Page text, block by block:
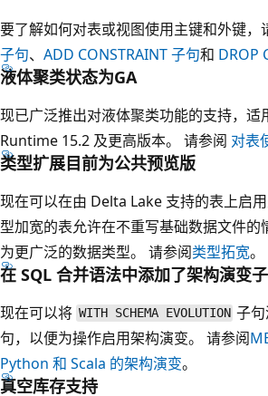
要了解如何对表或视图使用主键和外键，
子句、 ADD CONSTRAINT 子句和 DROP
液体聚类状态为GA
现已广泛推出对液体聚类功能的支持，
Runtime 15.2 及更高版本。 请参阅 对表
类型扩展目前为公共预览版
现在可以在由 Delta Lake 支持的表上启
型加宽的表允许在不重写基础数据文件的
为更广泛的数据类型。 请参阅类型拓宽。
在 SQL 合并语法中添加了架构演变
现在可以将 WITH SCHEMA EVOLUTION 子
句，以便为操作启用架构演变。 请参阅
Python 和 Scala 的架构演变。
真空库存支持